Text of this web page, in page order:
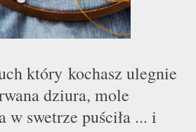
który kochasz ulegnie
dziura, mole
w swetrze puściła ... i